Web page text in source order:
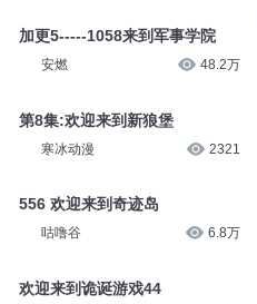
加更5-----1058来到军事学院
安燃 48.2万
第8集:欢迎来到新狼堡
寒冰动漫 2321
556 欢迎来到奇迹岛
咕噜谷 6.8万
欢迎来到诡诞游戏44